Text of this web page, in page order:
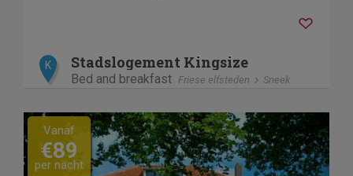
K Stadslogement Kingsize
Bed and breakfast Friese elfsteden Sneek
Previous
Vanaf
€89
per nacht